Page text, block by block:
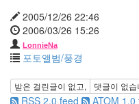
2005/12/26 22:46
2006/03/26 15:26
LonnieNa
포토앨범/풍경
받은 걸린글이 없고, 댓글이 없
RSS 2.0 feed ATOM 1.0
5
월
3
2009
6